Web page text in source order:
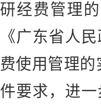
研经费管理
《广东省人
费使用管理
件要求，进